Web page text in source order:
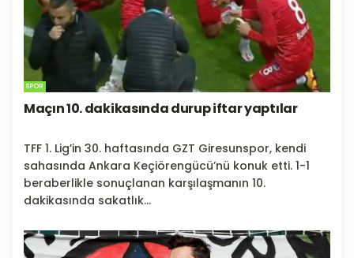
SPOR
Maçın 10. dakikasında durup iftar yaptılar
TFF 1. Lig’in 30. haftasında GZT Giresunspor, kendi
sahasında Ankara Keçiörengücü’nü konuk etti. 1-1
beraberlikle sonuçlanan karşılaşmanın 10.
dakikasında sakatlık...